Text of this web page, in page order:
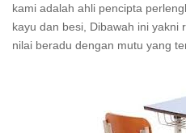
kami adalah ahli pencipta
kayu dan besi, Dibawah ini yakni
nilai beradu dengan mutu yang